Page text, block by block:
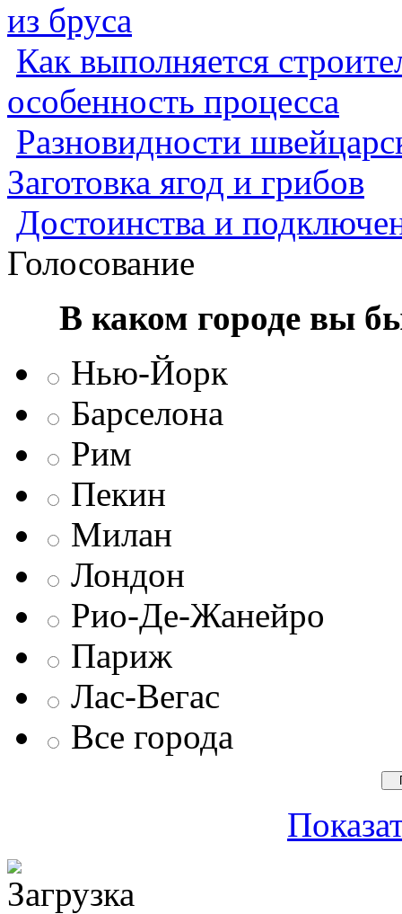
из бруса
Как выполняется
особенность процесса
Разновидности
Заготовка ягод и грибов
Достоинства и
Голосование
В каком городе вы
Нью-Йорк
Барселона
Рим
Пекин
Милан
Лондон
Рио-Де-Жанейро
Париж
Лас-Вегас
Все города